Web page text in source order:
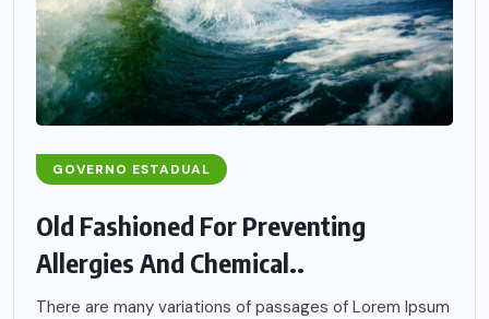
GOVERNO ESTADUAL
Old Fashioned For Preventing
Allergies And Chemical..
There are many variations of passages of Lorem Ipsum